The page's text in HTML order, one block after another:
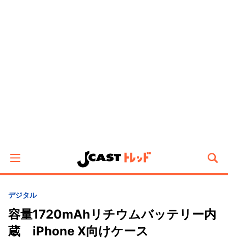
デジタル
容量1720mAhリチウムバッテリー内
蔵 iPhone X向けケース